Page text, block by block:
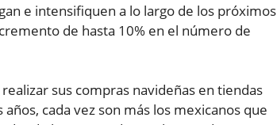
e intensifiquen a lo largo de los próximos
de hasta 10% en el número de
sus compras navideñas en tiendas
cada vez son más los mexicanos que